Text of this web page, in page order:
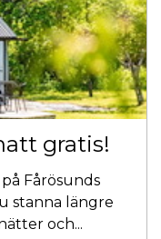
gratis!
Fårösunds
stanna längre
och...